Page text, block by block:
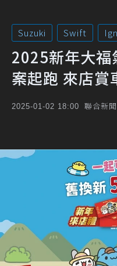
Suzuki Swift
2025新年大福
案起跑 來店賞
2025-01-02 18:00 聯合新